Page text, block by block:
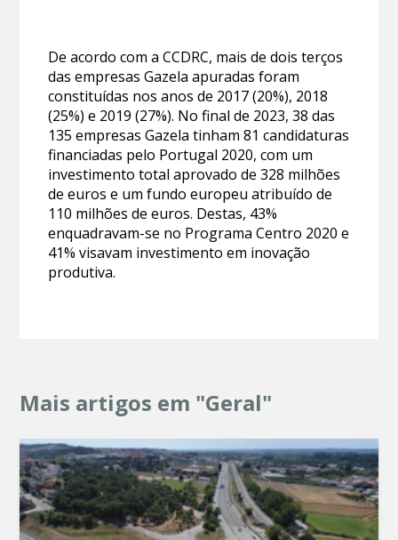
De acordo com a CCDRC, mais de dois terços
das empresas Gazela apuradas foram
constituídas nos anos de 2017 (20%), 2018
(25%) e 2019 (27%). No final de 2023, 38 das
135 empresas Gazela tinham 81 candidaturas
financiadas pelo Portugal 2020, com um
investimento total aprovado de 328 milhões
de euros e um fundo europeu atribuído de
110 milhões de euros. Destas, 43%
enquadravam-se no Programa Centro 2020 e
41% visavam investimento em inovação
produtiva.
Mais artigos em "Geral"